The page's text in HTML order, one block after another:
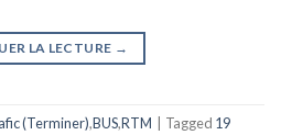
LA LECTURE →
(Terminer),BUS,RTM Tagged 19